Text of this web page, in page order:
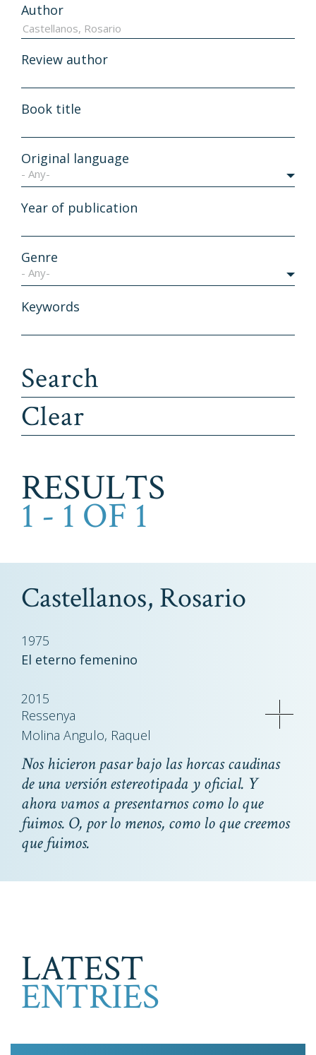
Author
Review author
Book title
Original language
- Any-
Year of publication
Genre
- Any-
Keywords
RESULTS
1 - 1 OF 1
Castellanos, Rosario
1975
El eterno femenino
2015
Ressenya
Molina Angulo, Raquel
Nos hicieron pasar bajo las horcas caudinas
de una versión estereotipada y oficial. Y
ahora vamos a presentarnos como lo que
fuimos. O, por lo menos, como lo que creemos
que fuimos.
LATEST
ENTRIES